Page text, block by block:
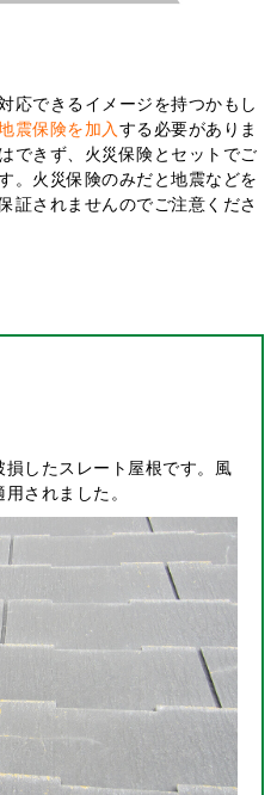
応できるイメージを持つかもし
震保険を加入する必要がありま
できず、火災保険とセットでご
。火災保険のみだと地震などを
証されませんのでご注意くださ
したスレート屋根です。風
されました。